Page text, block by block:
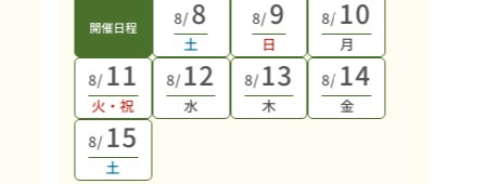
開催日程 8/8
土
8/9
日
8/ 10
月
8/ 11
火・祝
8/12
水
8/13
木
8/ 14
金
8/ 15
土